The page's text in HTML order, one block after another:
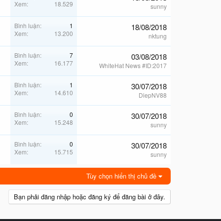
Xem
18.529 sunny
Bình luận
1
Xem
13.200
18/08/2018
nktung
Bình luận
7
Xem
16.177
03/08/2018
WhiteHat News #ID:2017
Bình luận
1
Xem
14.610
30/07/2018
DiepNV88
Bình luận
0
Xem
15.248
30/07/2018
sunny
Bình luận
0
Xem
15.715
30/07/2018
sunny
Tùy chọn hiển thị chủ đề
Bạn phải đăng nhập hoặc đăng ký để đăng bài ở đây.